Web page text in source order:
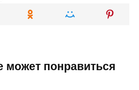
может понравиться